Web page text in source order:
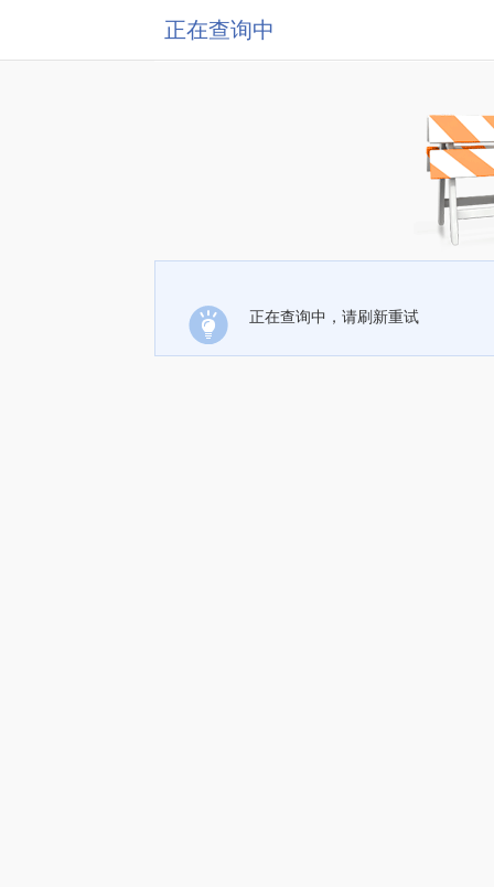
正在查询中
正在查询中，请刷新重试